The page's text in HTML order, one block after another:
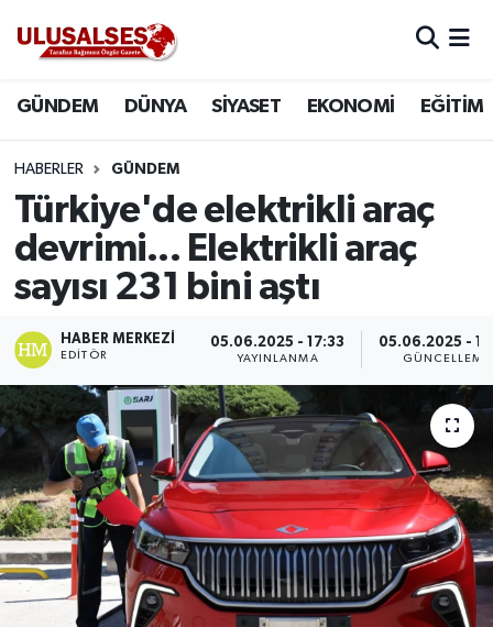
GÜNDEM DÜNYA SİYASET EKONOMİ EĞİTİM
HABERLER GÜNDEM
Türkiye'de elektrikli araç
devrimi... Elektrikli araç
sayısı 231 bini aştı
HABER MERKEZI
EDITÖR
05.06.2025 - 17:33
YAYINLANMA
05.06.2025 -
GÜNCELLEME
DÜNYA
SİYASET
EKONOMİ
EĞİTİM
SAĞLIK
MAGAZİN
SPOR
Trafik Durumu
Süper Lig Puan Durumu ve Fikstür
Tüm Manşetler
Son Dakika Haberleri
Haber Arşivi